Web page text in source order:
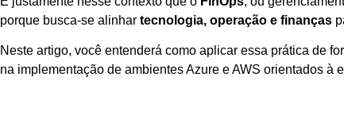
porque busca-se alinhar tecnologia, operação e finanças
Neste artigo, você entenderá como aplicar essa prática de
na implementação de ambientes Azure e AWS orientados à